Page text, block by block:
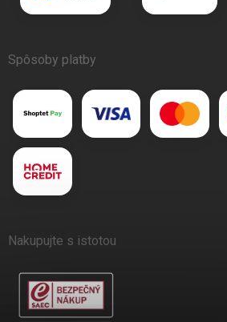
Spôsoby platby
Nakupujte s istotou